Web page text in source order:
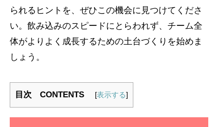
られるヒントを、ぜひこの機会に見つけてくださ
い。飲み込みのスピードにとらわれず、チーム全
体がよりよく成長するための土台づくりを始めま
しょう。
目次 CONTENTS [表示する]